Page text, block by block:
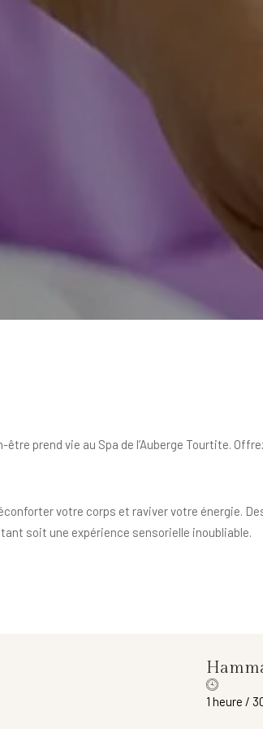
prend vie au Spa de l’Auberge Tourtite.
votre corps et raviver votre énergie.
soit une expérience sensorielle inoubliable.
1 heure /